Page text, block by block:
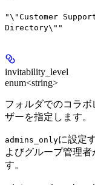
"\"Customer
Directory\""
invitability_level
enum<string>
フォルダでのコラ
ザーを指定します。
admins_onlyに設定
よびグループ管理
す。